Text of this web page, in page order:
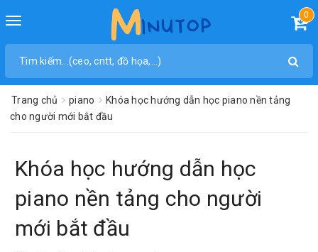
Toggle
0
Trang chủ piano
Khóa học hướng dẫn học piano nền tảng
cho người mới bắt đầu
Khóa học hướng dẫn học
piano nền tảng cho người
mới bắt đầu